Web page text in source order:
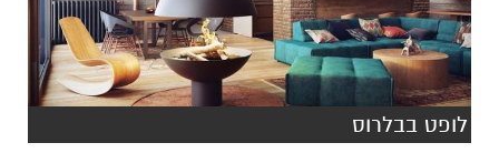
לופט בבלרוס